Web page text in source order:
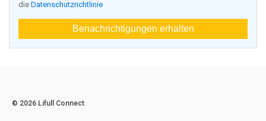
die Datenschutzrichtlinie
Benachrichtigungen erhalten
© 2026 Lifull Connect